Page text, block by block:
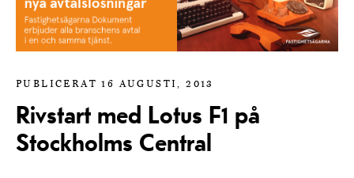
PUBLICERAT 16 AUGUSTI, 2013
Rivstart med Lotus F1 på
Stockholms Central